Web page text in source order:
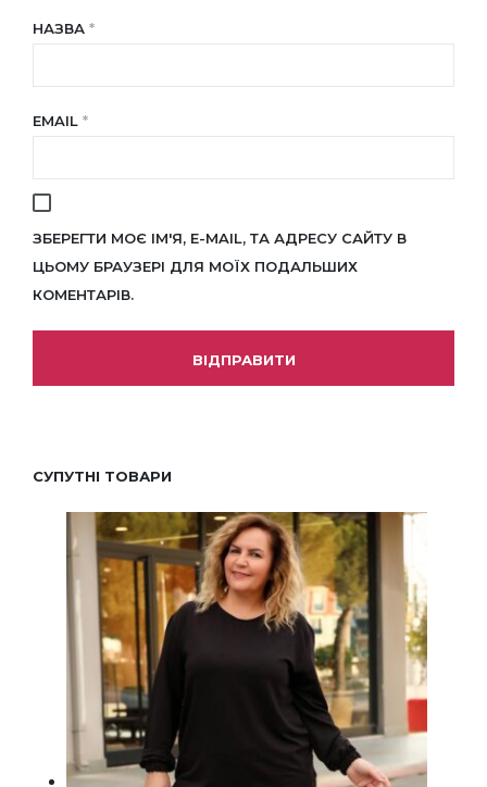
НАЗВА *
EMAIL *
ЗБЕРЕГТИ МОЄ ІМ'Я, E-MAIL, ТА АДРЕСУ САЙТУ В
ЦЬОМУ БРАУЗЕРІ ДЛЯ МОЇХ ПОДАЛЬШИХ
КОМЕНТАРІВ.
СУПУТНІ ТОВАРИ